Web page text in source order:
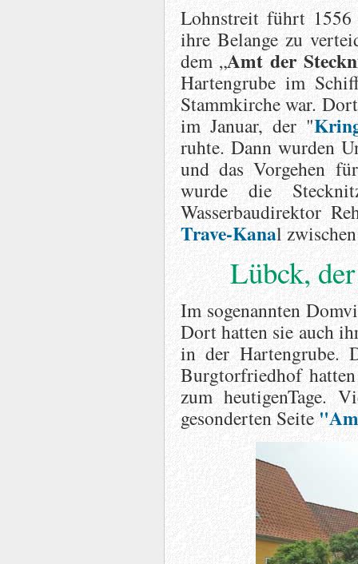
Lohnstreit führt 1556
ihre Belange zu
dem „Amt der
Hartengrube im
Stammkirche war.
im Januar, der "
ruhte. Dann wurden
und das Vorgehen
wurde die
Wasserbaudirektor
Trave-Kanal
Lübck,
Im sogenannten
Dort hatten sie auch
in der Hartengrube.
Burgtorfriedhof
zum heutigenTage.
gesonderten Seite